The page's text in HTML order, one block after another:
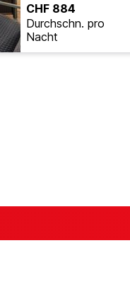
CHF 884
Durchschn. pro
Nacht